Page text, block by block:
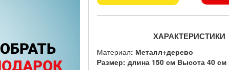
ХАРАКТЕРИСТИКИ
Материал: Металл+дерево
Размер: длина 150 см Высота 40 см